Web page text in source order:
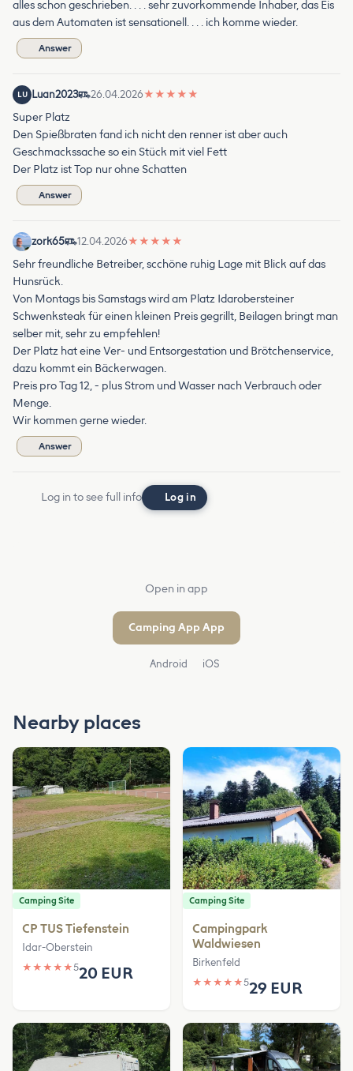
alles schon geschrieben. . . . sehr zuvorkommende Inhaber, das Eis
aus dem Automaten ist sensationell. . . . ich komme wieder.
Answer
LU Luan2023 26.04.2026★ ★ ★ ★ ★
Super Platz
Den Spießbraten fand ich nicht den renner ist aber auch
Geschmackssache so ein Stück mit viel Fett
Der Platz ist Top nur ohne Schatten
Answer
zork65 12.04.2026★ ★ ★ ★ ★
Sehr freundliche Betreiber, scchöne ruhig Lage mit Blick auf das
Hunsrück.
Von Montags bis Samstags wird am Platz Idarobersteiner
Schwenksteak für einen kleinen Preis gegrillt, Beilagen bringt man
selber mit, sehr zu empfehlen!
Der Platz hat eine Ver- und Entsorgestation und Brötchenservice,
dazu kommt ein Bäckerwagen.
Preis pro Tag 12, - plus Strom und Wasser nach Verbrauch oder
Menge.
Wir kommen gerne wieder.
Answer
Log in to see full info Log in
Open in app
Camping App App
Android iOS
Nearby places
Camping Site
CP TUS Tiefenstein
Idar-Oberstein
★ ★ ★ ★ ★520 EUR
Camping Site
Campingpark
Waldwiesen
Birkenfeld
★ ★ ★ ★ ★529 EUR